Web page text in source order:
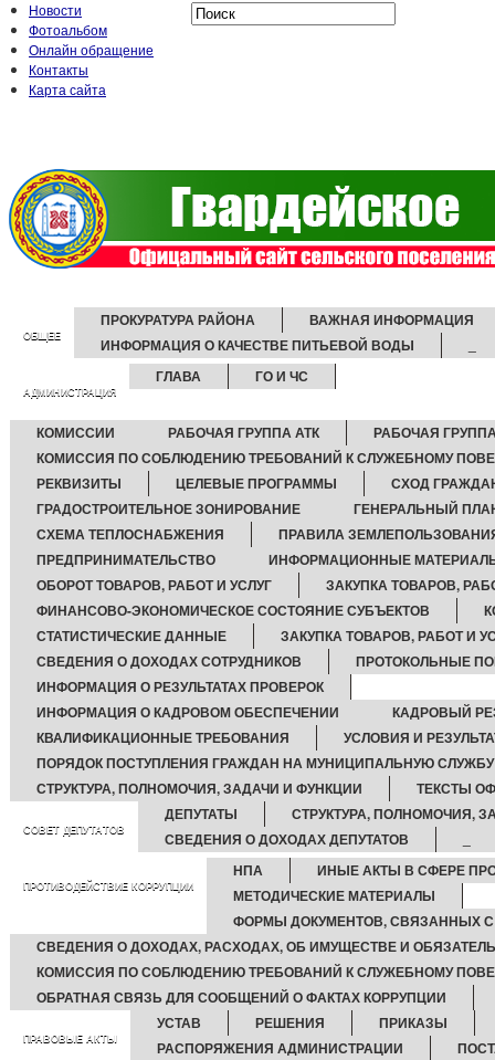
Новости
Фотоальбом
Онлайн обращение
Контакты
Карта сайта
ОБЩЕЕ
ПРОКУРАТУРА РАЙОНА
ВАЖНАЯ ИНФОРМАЦИЯ
ИНФОРМАЦИЯ О КАЧЕСТВЕ ПИТЬЕВОЙ ВОДЫ
АДМИНИСТРАЦИЯ
ГЛАВА ГО И ЧС
КОМИССИИ РАБОЧАЯ ГРУППА АТК
РАБОЧАЯ
КОМИССИЯ ПО СОБЛЮДЕНИЮ ТРЕБОВАНИЙ К СЛУЖЕБНОМУ
РЕКВИЗИТЫ
ЦЕЛЕВЫЕ ПРОГРАММЫ
СХОД
ГРАДОСТРОИТЕЛЬНОЕ ЗОНИРОВАНИЕ
ГЕНЕРАЛЬНЫЙ
СХЕМА ТЕПЛОСНАБЖЕНИЯ
ПРАВИЛА
ПРЕДПРИНИМАТЕЛЬСТВО
ИНФОРМАЦИОННЫЕ
ОБОРОТ ТОВАРОВ, РАБОТ И УСЛУГ
ЗАКУПКА ТОВАРОВ,
ФИНАНСОВО-ЭКОНОМИЧЕСКОЕ СОСТОЯНИЕ СУБЪЕКТОВ
СТАТИСТИЧЕСКИЕ ДАННЫЕ
ЗАКУПКА ТОВАРОВ, РАБОТ И
СВЕДЕНИЯ О ДОХОДАХ СОТРУДНИКОВ
ПРОТОКОЛЬНЫЕ
ИНФОРМАЦИЯ О РЕЗУЛЬТАТАХ ПРОВЕРОК
ИНФОРМАЦИЯ О КАДРОВОМ ОБЕСПЕЧЕНИИ
КАДРОВЫЙ
КВАЛИФИКАЦИОННЫЕ ТРЕБОВАНИЯ
УСЛОВИЯ И
ПОРЯДОК ПОСТУПЛЕНИЯ ГРАЖДАН НА МУНИЦИПАЛЬНУЮ СЛУЖБУ
СТРУКТУРА, ПОЛНОМОЧИЯ, ЗАДАЧИ И ФУНКЦИИ
ТЕКСТЫ
СОВЕТ ДЕПУТАТОВ
ДЕПУТАТЫ
СТРУКТУРА, ПОЛНОМОЧИЯ,
СВЕДЕНИЯ О ДОХОДАХ ДЕПУТАТОВ
ПРОТИВОДЕЙСТВИЕ КОРРУПЦИИ
НПА
ИНЫЕ АКТЫ В СФЕРЕ
МЕТОДИЧЕСКИЕ МАТЕРИАЛЫ
ФОРМЫ ДОКУМЕНТОВ, СВЯЗАННЫХ
СВЕДЕНИЯ О ДОХОДАХ, РАСХОДАХ, ОБ ИМУЩЕСТВЕ И
КОМИССИЯ ПО СОБЛЮДЕНИЮ ТРЕБОВАНИЙ К СЛУЖЕБНОМУ
ОБРАТНАЯ СВЯЗЬ ДЛЯ СООБЩЕНИЙ О ФАКТАХ КОРРУПЦИИ
ПРАВОВЫЕ АКТЫ
УСТАВ РЕШЕНИЯ
ПРИКАЗЫ
РАСПОРЯЖЕНИЯ АДМИНИСТРАЦИИ